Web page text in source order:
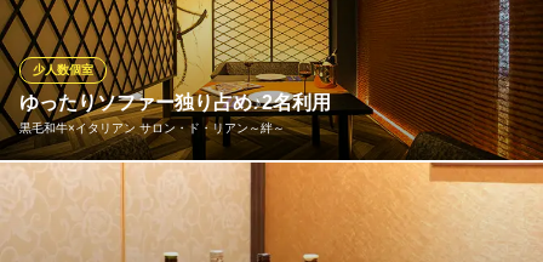
ゆったりソファー独り占め♪2名利用
黒毛和牛×イタリアン サロン・ド・リアン～絆～
少人数個室
少人数半個室は2名様からご利用できます。席の間にはゆとりをも
たせており、仕切りも設けております。ディナーコースも2名様か
らご予約可能ですので、デートやお祝いシーンにもぴったり。他